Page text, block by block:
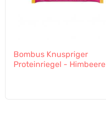
Bombus Knuspriger
Proteinriegel - Himbeere